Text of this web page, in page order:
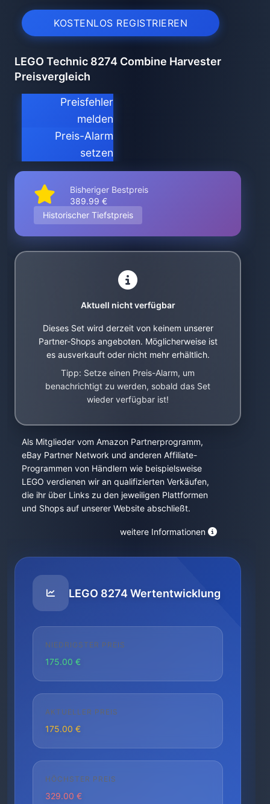
KOSTENLOS REGISTRIEREN
LEGO Technic 8274 Combine Harvester
Preisvergleich
Preisfehler
melden
Preis-Alarm
setzen
Bisheriger Bestpreis
389.99 €
Historischer Tiefstpreis
Aktuell nicht verfügbar
Dieses Set wird derzeit von keinem unserer
Partner-Shops angeboten. Möglicherweise ist
es ausverkauft oder nicht mehr erhältlich.
Tipp: Setze einen Preis-Alarm, um
benachrichtigt zu werden, sobald das Set
wieder verfügbar ist!
Als Mitglieder vom Amazon Partnerprogramm,
eBay Partner Network und anderen Affiliate-
Programmen von Händlern wie beispielsweise
LEGO verdienen wir an qualifizierten Verkäufen,
die ihr über Links zu den jeweiligen Plattformen
und Shops auf unserer Website abschließt.
weitere Informationen
LEGO 8274 Wertentwicklung
NIEDRIGSTER PREIS
175.00 €
AKTUELLER PREIS
175.00 €
HÖCHSTER PREIS
329.00 €